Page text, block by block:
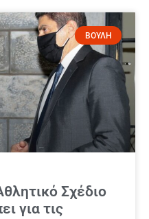
ΒΟΥΛΗ
Σχέδιο
για τις